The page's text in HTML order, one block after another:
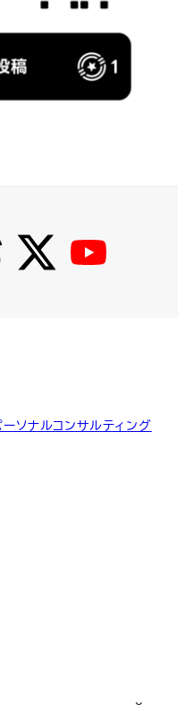
【threads】 【Twitter】
ソナルコンサルティング